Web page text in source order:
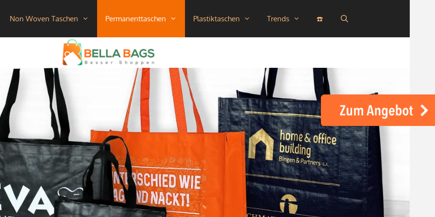
Non Woven Taschen Permanenttaschen Plastiktaschen Trends ☎️